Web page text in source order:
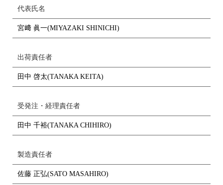
代表氏名
宮﨑 眞一(MIYAZAKI SHINICHI)
出荷責任者
田中 啓太(TANAKA KEITA)
受発注・経理責任者
田中 千裕(TANAKA CHIHIRO)
製造責任者
佐藤 正弘(SATO MASAHIRO)